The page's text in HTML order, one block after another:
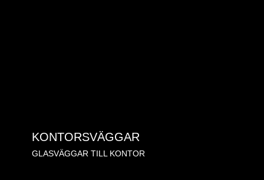
KONTORSVÄGGAR
GLASVÄGGAR TILL KONTOR